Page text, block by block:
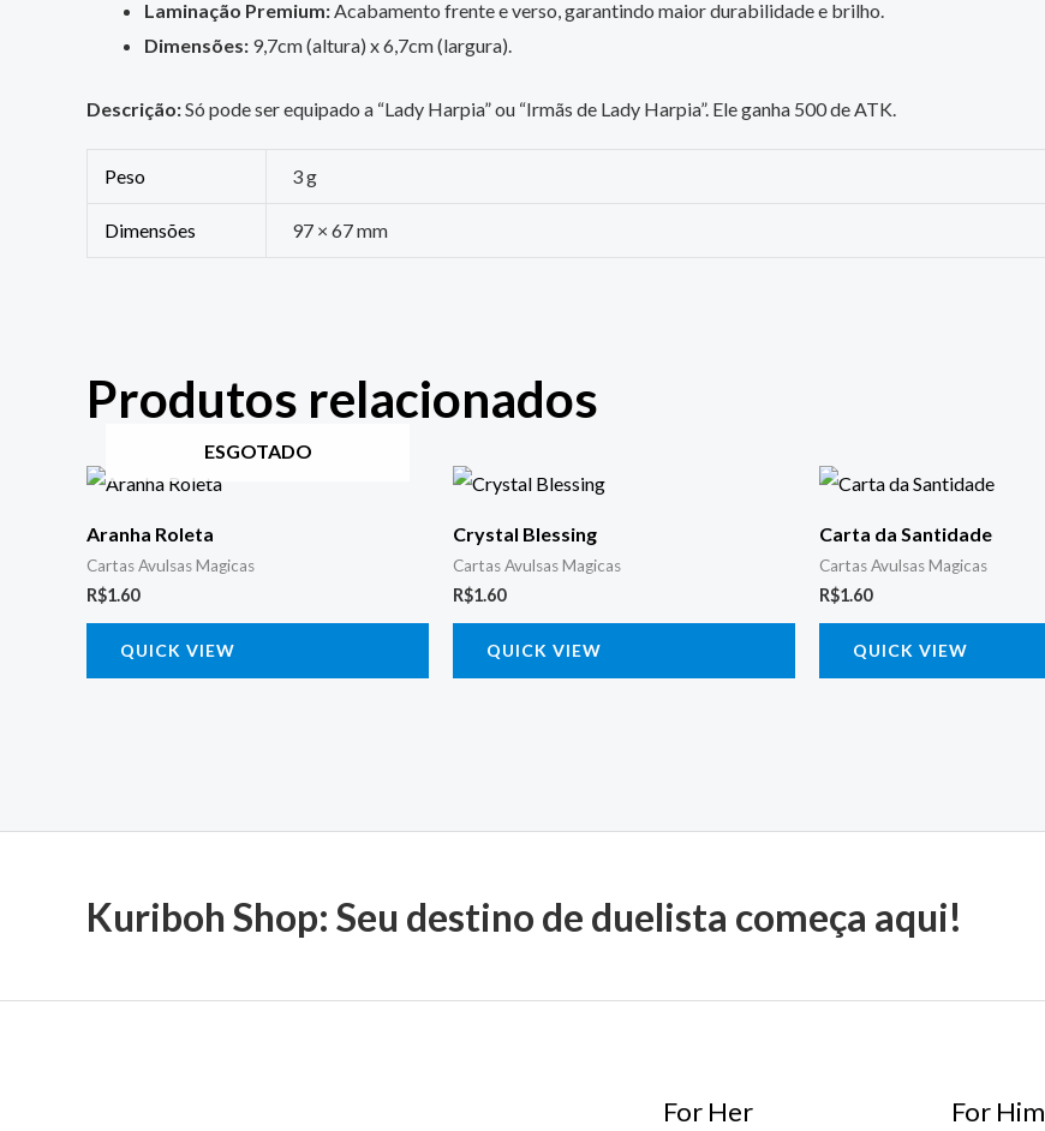
Laminação Premium: Acabamento frente e verso, garantindo maior durabilidade e brilho.
Dimensões: 9,7cm (altura) x 6,7cm (largura).
Descrição:Só pode ser equipado a “Lady Harpia” ou “Irmãs de Lady Harpia”. Ele ganha 500 de ATK.
Peso 3 g
Dimensões 97 × 67 mm
Produtos relacionados
ESGOTADO
Aranha Roleta
Cartas Avulsas Magicas
R$1.60
QUICK VIEW
Crystal Blessing
Cartas Avulsas Magicas
R$1.60
QUICK VIEW
Carta da Santidade
Cartas Avulsas Magicas
R$1.60
QUICK VIEW
Kuriboh Shop: Seu destino de duelista começa aqui!
For Her For Him